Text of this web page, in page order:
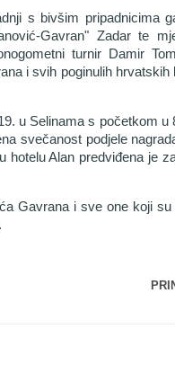
s bivšim pripadnicima
Gavran" Zadar te
turnir Damir
i svih poginulih hrvatskih
u Selinama s početkom u
svečanost podjele
Alan predviđena je
Gavrana i sve one koji